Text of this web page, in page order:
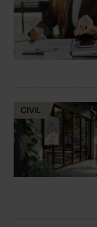
CIVIL